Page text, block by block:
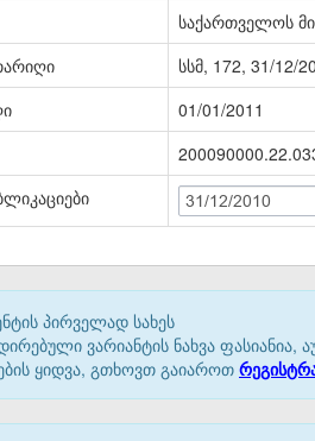
საქართველოს
სსმ, 172, 31/12/
01/01/2011
31/12/2010
პირველად სახეს
ვარიანტის ნახვა ფასიანია,
ყიდვა, გთხოვთ გაიაროთ